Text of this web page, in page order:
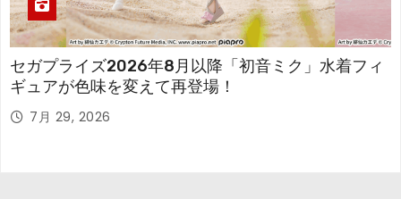
セガプライズ2026年8月以降「初音ミク」水着フィ
ギュアが色味を変えて再登場！
7月 29, 2026